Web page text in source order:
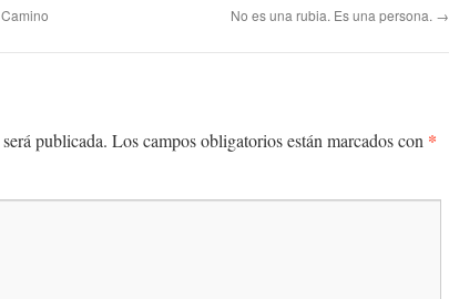
No es una rubia. Es una persona. →
publicada. Los campos obligatorios están marcados con *